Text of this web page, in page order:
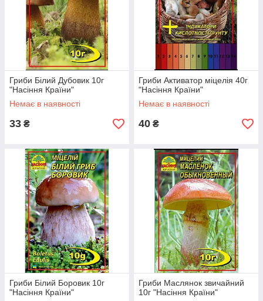
Гриби Білий Дубовик 10г
"Насіння Країни"
Немає в наявності
33 ₴
Гриби Активатор міцелія 40г
"Насіння Країни"
Немає в наявності
40 ₴
Гриби Білий Боровик 10г
"Насіння Країни"
Гриби Маслянок звичайний
10г "Насіння Країни"